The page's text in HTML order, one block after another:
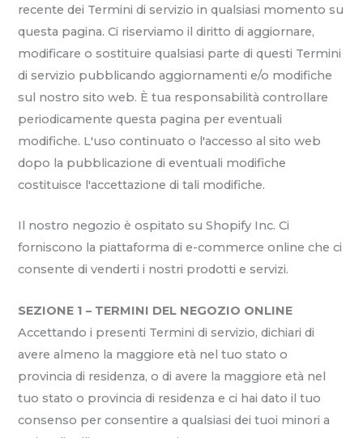
recente dei Termini di servizio in qualsiasi momento su
questa pagina. Ci riserviamo il diritto di aggiornare,
modificare o sostituire qualsiasi parte di questi Termini
di servizio pubblicando aggiornamenti e/o modifiche
sul nostro sito web. È tua responsabilità controllare
periodicamente questa pagina per eventuali
modifiche. L'uso continuato o l'accesso al sito web
dopo la pubblicazione di eventuali modifiche
costituisce l'accettazione di tali modifiche.
Il nostro negozio è ospitato su Shopify Inc. Ci
forniscono la piattaforma di e-commerce online che ci
consente di venderti i nostri prodotti e servizi.
SEZIONE 1 – TERMINI DEL NEGOZIO ONLINE
Accettando i presenti Termini di servizio, dichiari di
avere almeno la maggiore età nel tuo stato o
provincia di residenza, o di avere la maggiore età nel
tuo stato o provincia di residenza e ci hai dato il tuo
consenso per consentire a qualsiasi dei tuoi minori a